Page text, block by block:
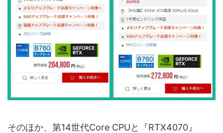
そのほか、第14世代Core CPUと『RTX4070』